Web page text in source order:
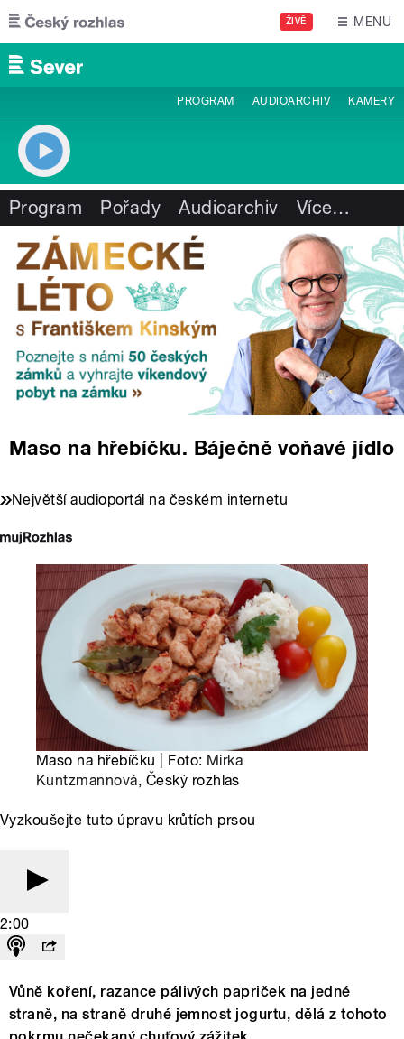
Přejít k hlavnímu obsahu
ŽIVĚ MENU
PROGRAM AUDIOARCHIV KAMERY
Program Pořady Audioarchiv Více…
Maso na hřebíčku. Báječně voňavé jídlo
Největší audioportál na českém internetu
Maso na hřebíčku | Foto: Mirka
Kuntzmannová, Český rozhlas
Vyzkoušejte tuto úpravu krůtích prsou
2:00
Vůně koření, razance pálivých papriček na jedné
straně, na straně druhé jemnost jogurtu, dělá z tohoto